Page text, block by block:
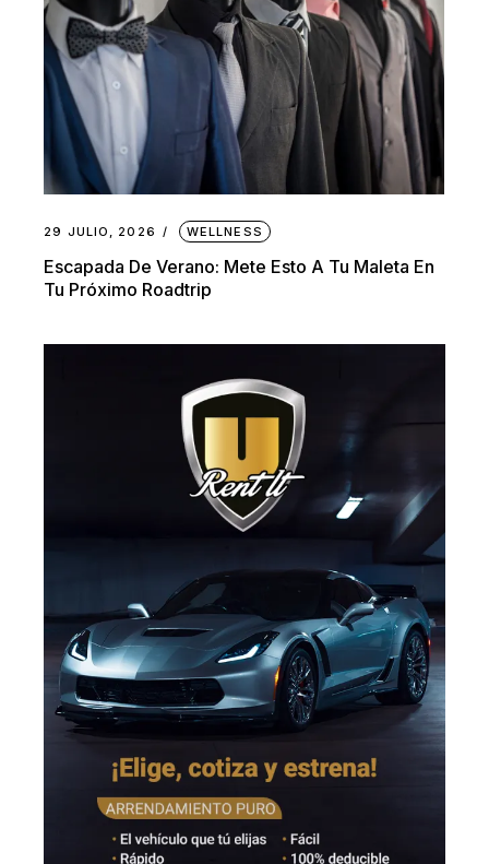
29 JULIO, 2026 WELLNESS
Escapada De Verano: Mete Esto A Tu Maleta En
Tu Próximo Roadtrip